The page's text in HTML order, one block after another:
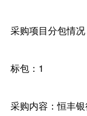
采购项目分包情况
标包：1
采购内容：恒丰